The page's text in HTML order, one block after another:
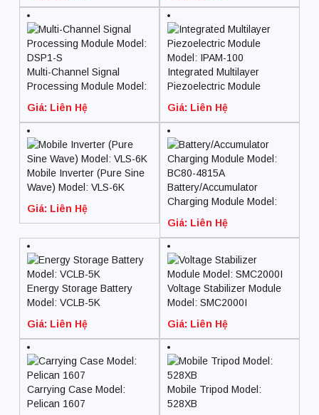
Multi-Channel Signal
Processing Module Model:
DSP1-S
Giá: Liên Hệ
Integrated Multilayer
Piezoelectric Module
Model: IPAM-100
Giá: Liên Hệ
Mobile Inverter (Pure Sine
Wave) Model: VLS-6K
Giá: Liên Hệ
Battery/Accumulator
Charging Module Model:
BC80-4815A
Giá: Liên Hệ
Energy Storage Battery
Model: VCLB-5K
Giá: Liên Hệ
Voltage Stabilizer Module
Model: SMC2000I
Giá: Liên Hệ
Carrying Case Model:
Pelican 1607
Mobile Tripod Model:
528XB